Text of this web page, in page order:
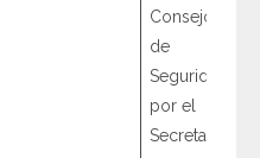
Consejo
de
Seguridad
por el
Secretario